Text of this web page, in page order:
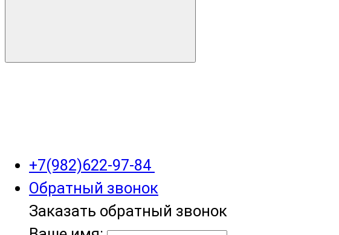
+7(982)622-97-84
Обратный звонок
Заказать обратный звонок